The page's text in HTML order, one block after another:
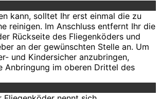
kann, solltet Ihr erst einmal die zu
reinigen. Im Anschluss entfernt Ihr die
Rückseite des Fliegenköders und
an der gewünschten Stelle an. Um
und Kindersicher anzubringen,
Anbringung im oberen Drittel des